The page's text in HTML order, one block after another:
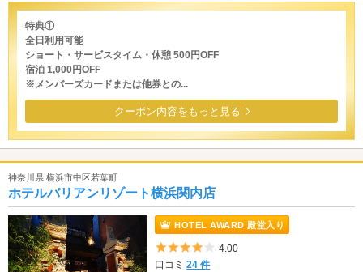
特典①
全日利用可能
ショート・サービスタイム・休憩 500円OFF
宿泊 1,000円OFF
※メンバーズカードまたは他券との...
クーポン内容をもっと見る
神奈川県 横浜市中区若葉町
ホテルバリアンリゾート横浜関内店
HOTEL AWARD 殿堂入り
5つ星のうち4
4.00
口コミ24 件